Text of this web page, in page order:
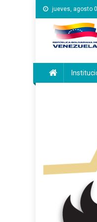
Saltar
al
contenido
jueves, agosto
Inces